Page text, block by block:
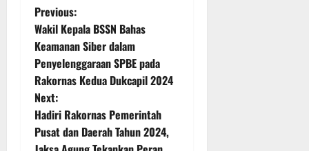
P
o
s
t
n
Previous:
Wakil Kepala BSSN Bahas
Keamanan Siber dalam
Penyelenggaraan SPBE pada
Rakornas Kedua Dukcapil 2024
Next:
Hadiri Rakornas Pemerintah
Pusat dan Daerah Tahun 2024,